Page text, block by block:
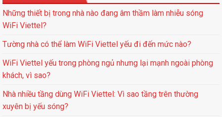
Những thiết bị trong nhà nào đang âm thầm làm nhiễu sóng
WiFi Viettel?
Tường nhà có thể làm WiFi Viettel yếu đi đến mức nào?
WiFi Viettel yếu trong phòng ngủ nhưng lại mạnh ngoài phòng
khách, vì sao?
Nhà nhiều tầng dùng WiFi Viettel: Vì sao tầng trên thường
xuyên bị yếu sóng?